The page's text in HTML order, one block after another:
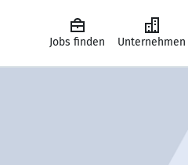
Jobs finden Unternehmen